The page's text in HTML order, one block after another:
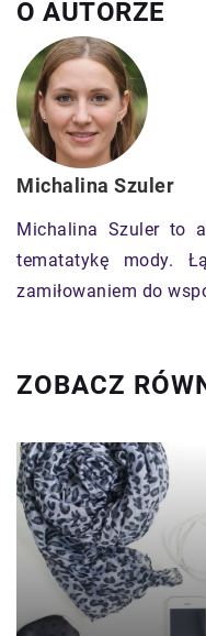
O AUTORZE
Michalina Szuler
Michalina Szuler to
tematatykę mody.
zamiłowaniem do
ZOBACZ